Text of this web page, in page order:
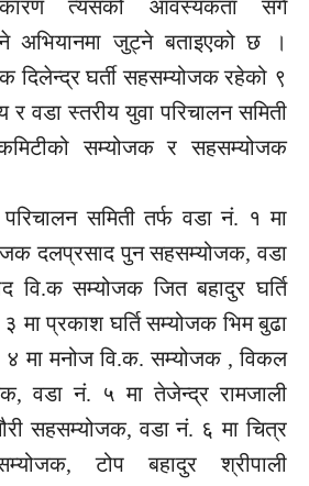
त्यसको आवस्यकता संगै
अभियानमा जुट्ने बताइएको छ ।
दिलेन्द्र घर्ती सहसम्योजक रहेको ९
र वडा स्तरीय युवा परिचालन समिती
कमिटीको सम्योजक र सहसम्योजक
परिचालन समिती तर्फ वडा नं. १ मा
दलप्रसाद पुन सहसम्योजक, वडा
वि.क सम्योजक जित बहादुर घर्ति
मा प्रकाश घर्ति सम्योजक भिम बुढा
मा मनोज वि.क. सम्योजक , विकल
वडा नं. ५ मा तेजेन्द्र रामजाली
सहसम्योजक, वडा नं. ६ मा चित्र
टोप बहादुर श्रीपाली